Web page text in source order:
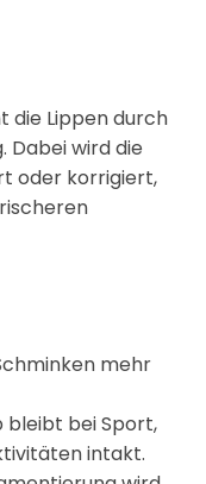
die Lippen durch
Dabei wird die
oder korrigiert,
mehr
bleibt bei Sport,
intakt.